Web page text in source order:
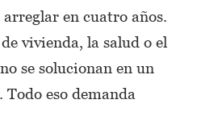
en cuatro años.
vivienda, la salud o el
se solucionan en un
eso demanda